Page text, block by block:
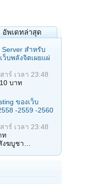
อัพเดทล่าสุด
สำหรับ
ว็บพลังจิตเผยแผ่
สาร์ เวลา 23:48
บาท
ของเว็บ
-2559 -2560
สาร์ เวลา 23:48
ท
งฆบูชา…